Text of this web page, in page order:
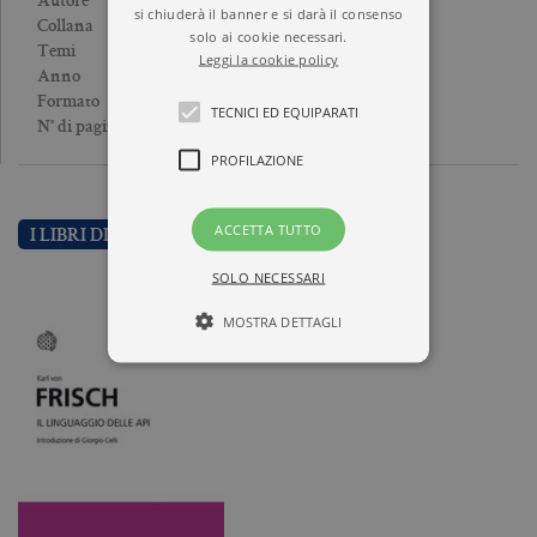
Collana I GRANDI PENSATORI
Temi BIOLOGIA
Anno 2012
Formato
N° di pagine
I LIBRI DI KARL VON FRISCH
si chiuderà il banner e si darà il consenso
solo ai cookie necessari.
Leggi la cookie policy
TECNICI ED EQUIPARATI
PROFILAZIONE
ACCETTA TUTTO
SOLO NECESSARI
MOSTRA DETTAGLI
necessari, consentono la funzionalità